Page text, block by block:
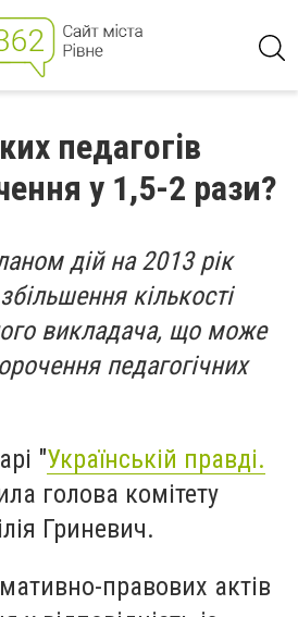
педагогів
у 1,5-2 рази?
дій на 2013 рік
кількості
викладача, що може
педагогічних
"Українській правді.
голова комітету
Гриневич.
правових актів